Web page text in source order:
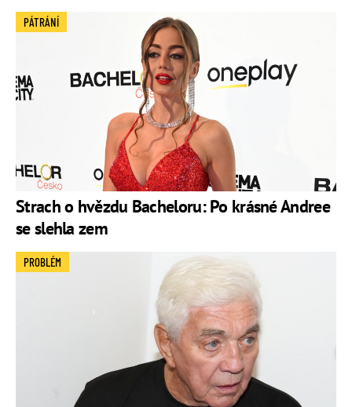
Strach o hvězdu Bacheloru: Po krásné Andree
se slehla zem
PÁTRÁNÍ
PROBLÉM